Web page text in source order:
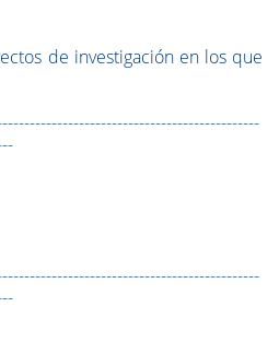
de investigación en los que